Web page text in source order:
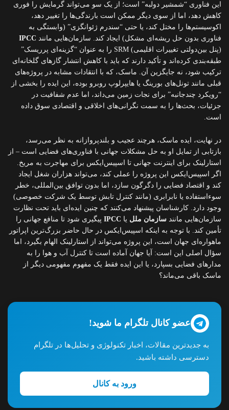
این فناوری “شمشیر دولبه” است؛ از یک سو می‌تواند گرمایش را فوری
کاهش دهد، اما از سوی دیگر ممکن است بارندگی‌ها را تغییر دهد،
اکوسیستم‌ها را مختل کند، یا حتی “سندرم ژئوانگزی” (وابستگی به
فناوری بدون حل ریشه‌ای مشکل) ایجاد کند. سازمان‌هایی مانند IPCC
(پنل بین‌دولتی تغییرات اقلیمی) SRM را به عنوان “گزینه‌ای پرریسک”
طبقه‌بندی کرده‌اند و تأکید دارند که باید با کاهش انتشار گازهای گلخانه‌ای
ترکیب شود، نه جایگزین آن. ماسک، که با انتقادات مشابه در پروژه‌های
قبلی مانند تونل‌های بورینگ یا هایپرلوپ روبرو بوده، این ایده را بخشی از
“رویکرد چندجانبه” برای نجات زمین می‌داند، اما عدم شفافیت در
جزئیات، بحث‌ها را به سمت نگرانی‌های اخلاقی و اقتصادی سوق داده
است.
در نهایت، ایده ماسک، هرچند عجیب و بلندپروازانه به نظر می‌رسد،
بازتابی از تمایل او به حل مشکلات جهانی با فناوری‌های فضایی است – از
استارلینک برای اینترنت جهانی تا اسپیس‌ایکس برای مهاجرت به مریخ.
اگر اسپیس‌ایکس این پروژه را عملی کند، می‌تواند هزاران شغل ایجاد
کند و اقتصاد فضایی را دگرگون سازد، اما بدون توافق بین‌المللی، خطر
سوءاستفاده یا نابرابری (مانند کنترل تابش توسط یک شرکت خصوصی)
وجود دارد. کارشناسان پیشنهاد می‌کنند که چنین ایده‌ای باید تحت نظارت
سازمان‌هایی مانند سازمان ملل یا IPCC پیگیری شود تا منافع جهانی را
تأمین کند. با توجه به اینکه اسپیس‌ایکس در حال حاضر بزرگ‌ترین اپراتور
ماهواره‌ای جهان است، این پروژه می‌تواند از استارلینک الهام بگیرد، اما
سؤال اصلی این است: آیا جهان آماده است تا کنترل آب و هوا را به
مدارهای فضایی بسپارد، یا این ایده فقط یک مفهوم مفهومی دیگر از
ماسک باقی می‌ماند؟
عضو کانال تلگرام ما شوید!
به جدیدترین مقالات، اخبار تکنولوژی و تحلیل‌ها در تلگرام
دسترسی داشته باشید.
ورود به کانال